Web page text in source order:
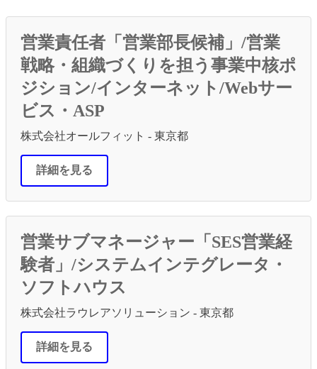
営業責任者「営業部長候補」/営業
戦略・組織づくりを担う事業中核ポ
ジション/インターネット/Webサー
ビス・ASP
株式会社オールフィット - 東京都
詳細を見る
営業サブマネージャー「SES営業経
験者」/システムインテグレータ・
ソフトハウス
株式会社ラウレアソリューション - 東京都
詳細を見る